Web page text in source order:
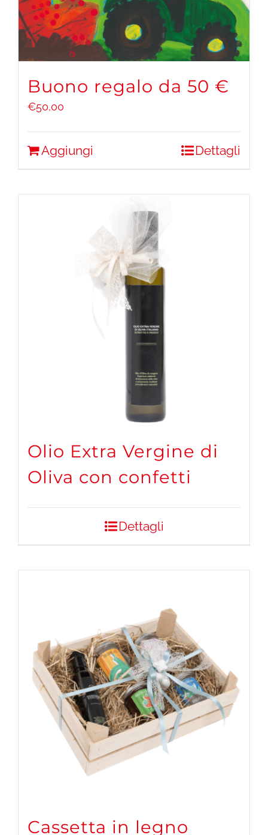
Buono regalo da 50 €
€50,00
Aggiungi Dettagli
Olio Extra Vergine di
Oliva con confetti
Dettagli
Cassetta in legno